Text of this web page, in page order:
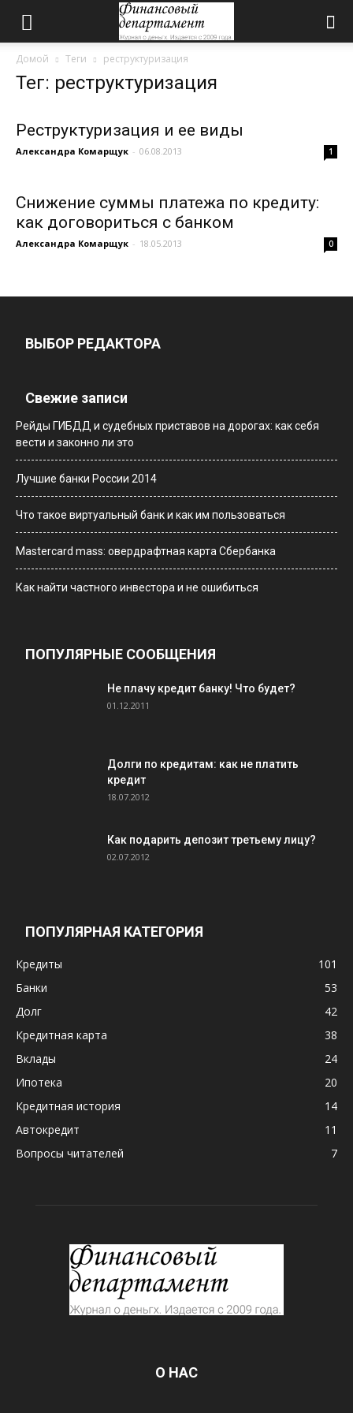
Домой Теги реструктуризация
Тег: реструктуризация
Реструктуризация и ее виды
Александра Комарщук - 06.08.2013 1
Снижение суммы платежа по кредиту:
как договориться с банком
Александра Комарщук - 18.05.2013 0
ВЫБОР РЕДАКТОРА
Свежие записи
Рейды ГИБДД и судебных приставов на дорогах: как себя
вести и законно ли это
Лучшие банки России 2014
Что такое виртуальный банк и как им пользоваться
Мastercard mass: овердрафтная карта Сбербанка
Как найти частного инвестора и не ошибиться
ПОПУЛЯРНЫЕ СООБЩЕНИЯ
Не плачу кредит банку! Что будет?
01.12.2011
Долги по кредитам: как не платить
кредит
18.07.2012
Как подарить депозит третьему лицу?
02.07.2012
ПОПУЛЯРНАЯ КАТЕГОРИЯ
Кредиты
101
Банки
53
Долг
42
Кредитная карта
38
Вклады
24
Ипотека
20
Кредитная история
14
Автокредит
11
Вопросы читателей
7
О НАС